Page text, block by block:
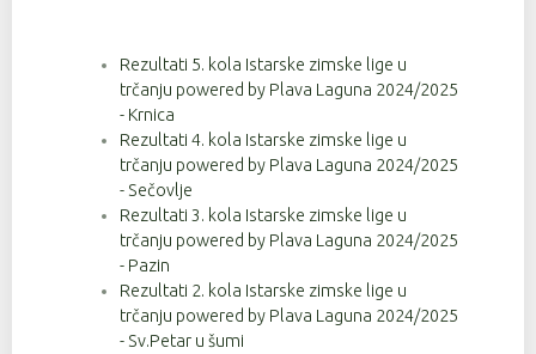
Rezultati 5. kola Istarske zimske lige u
trčanju powered by Plava Laguna 2024/2025
- Krnica
Rezultati 4. kola Istarske zimske lige u
trčanju powered by Plava Laguna 2024/2025
- Sečovlje
Rezultati 3. kola Istarske zimske lige u
trčanju powered by Plava Laguna 2024/2025
- Pazin
Rezultati 2. kola Istarske zimske lige u
trčanju powered by Plava Laguna 2024/2025
- Sv.Petar u šumi